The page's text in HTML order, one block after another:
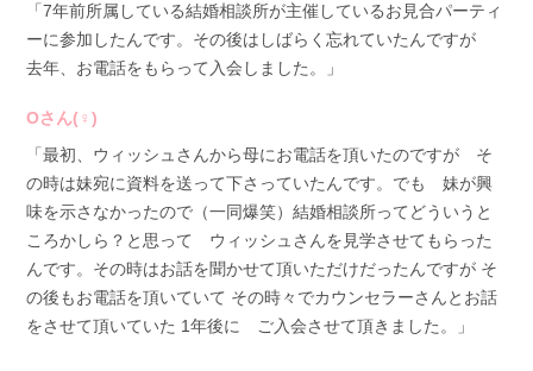
「7年前所属している結婚相談所が主催しているお見合パーティ
ーに参加したんです。その後はしばらく忘れていたんですが
去年、お電話をもらって入会しました。」
Oさん(♀)
「最初、ウィッシュさんから母にお電話を頂いたのですが そ
の時は妹宛に資料を送って下さっていたんです。でも 妹が興
味を示さなかったので（一同爆笑）結婚相談所ってどういうと
ころかしら？と思って ウィッシュさんを見学させてもらった
んです。その時はお話を聞かせて頂いただけだったんですが そ
の後もお電話を頂いていて その時々でカウンセラーさんとお話
をさせて頂いていた 1年後に ご入会させて頂きました。」